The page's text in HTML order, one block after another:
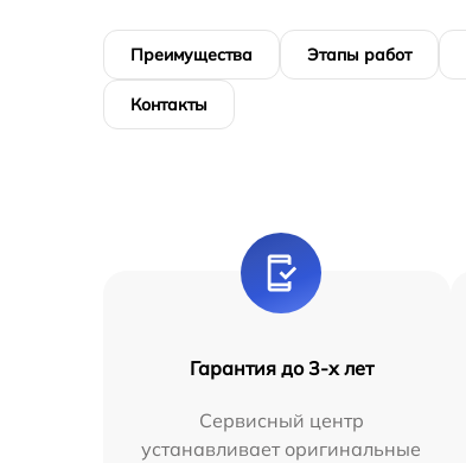
Преимущества Этапы работ
Контакты
Гарантия до 3-х лет
Сервисный центр
устанавливает оригинальные